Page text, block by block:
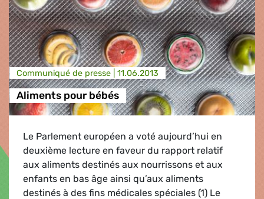
Communiqué de presse | 11.06.2013
Aliments pour bébés
Le Parlement européen a voté aujourd’hui en
deuxième lecture en faveur du rapport relatif
aux aliments destinés aux nourrissons et aux
enfants en bas âge ainsi qu’aux aliments
destinés à des fins médicales spéciales (1) Le